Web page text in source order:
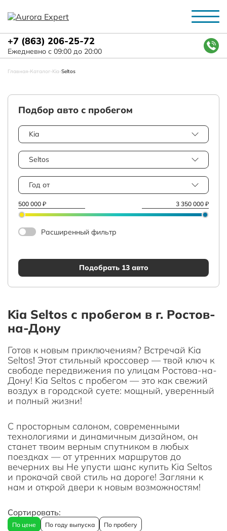
+7 (863) 206-25-72
Ежедневно с 09:00 до 20:00
Главная-Каталог-Kia-Seltos
Подбор авто с пробегом
Kia
Seltos
Год от
Расширенный фильтр
Подобрать 13 авто
Kia Seltos с пробегом в г. Ростов-
на-Дону
Готов к новым приключениям? Встречай Kia
Seltos! Этот стильный кроссовер — твой ключ к
свободе передвижения по улицам Ростова-на-
Дону! Kia Seltos с пробегом — это как свежий
воздух в городской суете: мощный, уверенный
и полный жизни!
С просторным салоном, современными
технологиями и динамичным дизайном, он
станет твоим верным спутником в любых
поездках — от утренних маршрутов до
вечерних вы Не упусти шанс купить Kia Seltos
и прокачай свой стиль на дороге! Загляни к
нам и открой двери к новым возможностям!
Сортировать:
По цене По году выпуска По пробегу